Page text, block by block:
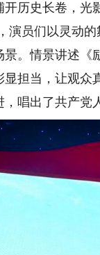
史长卷，光
演员们以灵动
。情景讲述《
担当，让观众
唱出了共产党